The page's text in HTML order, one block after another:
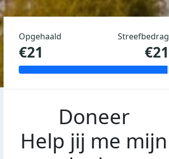
Opgehaald
€21
Streefbedrag
€21
Doneer
Help jij me mijn